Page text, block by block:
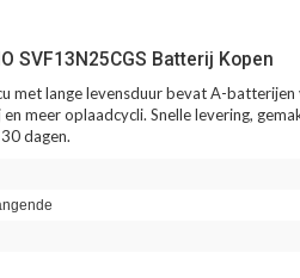
SVF13N25CGS Batterij Kopen
met lange levensduur bevat A-batterijen
meer oplaadcycli. Snelle levering,
dagen.